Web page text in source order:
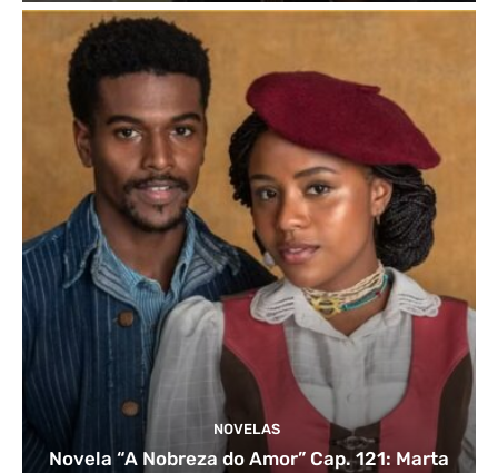
NOVELAS
Novela “A Nobreza do Amor” Cap. 121: Marta